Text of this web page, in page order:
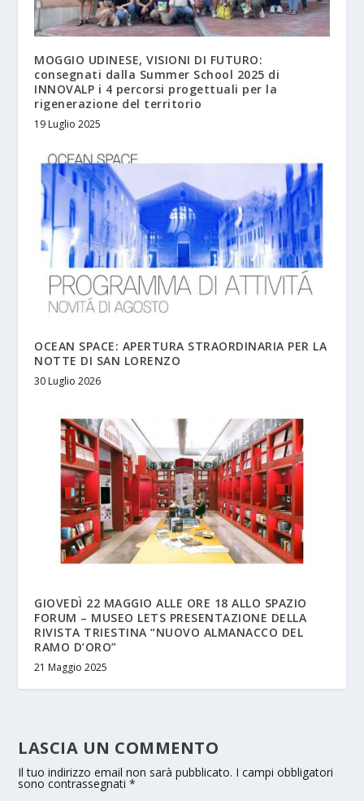
MOGGIO UDINESE, VISIONI DI FUTURO:
consegnati dalla Summer School 2025 di
INNOVALP i 4 percorsi progettuali per la
rigenerazione del territorio
19 Luglio 2025
OCEAN SPACE: APERTURA STRAORDINARIA PER LA
NOTTE DI SAN LORENZO
30 Luglio 2026
GIOVEDÌ 22 MAGGIO ALLE ORE 18 ALLO SPAZIO
FORUM – MUSEO LETS PRESENTAZIONE DELLA
RIVISTA TRIESTINA “NUOVO ALMANACCO DEL
RAMO D’ORO”
21 Maggio 2025
LASCIA UN COMMENTO
Il tuo indirizzo email non sarà pubblicato. I campi obbligatori
sono contrassegnati*